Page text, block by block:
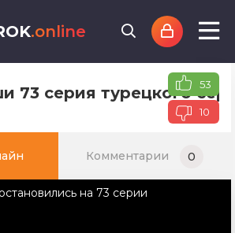
.online
73 серия турецкого 53
10
Комментарии 0
на 73 серии